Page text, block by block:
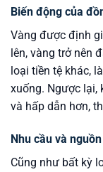
Biến động của
Vàng được định
lên, vàng trở nên
loại tiền tệ khác,
xuống. Ngược lại,
và hấp dẫn hơn,
Nhu cầu và
Cũng như bất kỳ